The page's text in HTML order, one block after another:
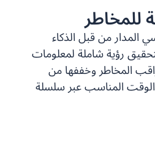
للمخاطر
المدار من قبل الذكاء
رؤية شاملة لمعلومات
المخاطر وخففها من
المناسب عبر سلسلة